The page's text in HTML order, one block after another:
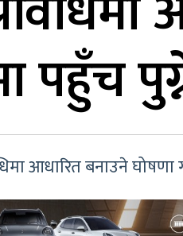
पहुँच
आधारित बनाउने घोषणा